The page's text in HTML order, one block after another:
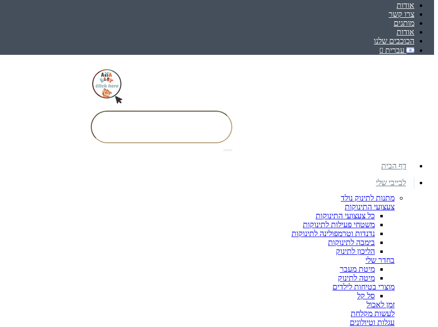
אודות
צרו קשר
מותגים
אודות
הכוכבים שלנו
עברית
דף הבית
לבייבי שלי
מתנות לתינוק נולד
צעצועי התינוקות
כל צעצועי התינוקות
משטחי פעילות לתינוקות
נדנדות וטרמפולינה לתינוקות
בימבה לתינוקות
הליכון לתינוק
בחדר שלי
מיטת מעבר
מיטה לתינוק
מוצרי בטיחות לילדים
סל קל
זמן לאכול
לעשות מקלחת
עגלות וטיולונים